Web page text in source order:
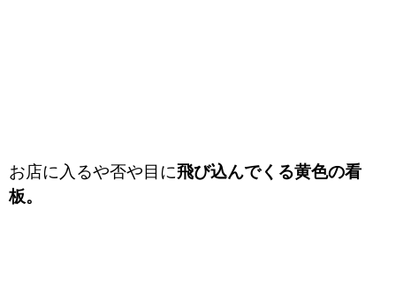
お店に入るや否や目に飛び込んでくる黄色の看
板。